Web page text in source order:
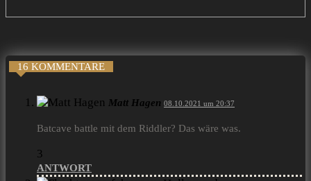
16 KOMMENTARE
Matt Hagen 08.10.2021 um 20:37
Batcave battle mit dem Riddler? Das wäre was.
3
ANTWORT